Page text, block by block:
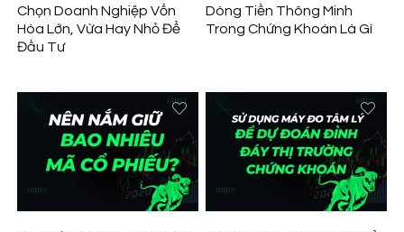
Chọn Doanh Nghiệp Vốn
Hóa Lớn, Vừa Hay Nhỏ Để
Đầu Tư
Dòng Tiền Thông Minh
Trong Chứng Khoán Là Gì